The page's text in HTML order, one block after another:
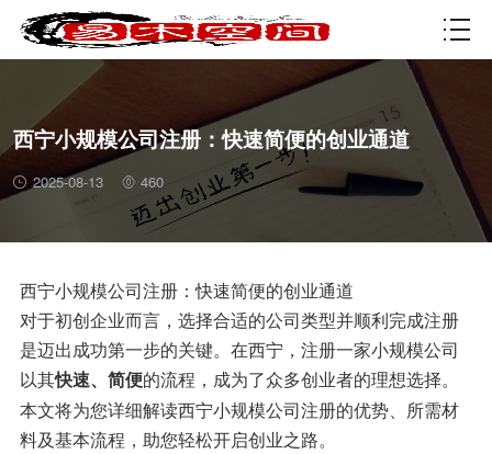
资质许可
西宁小规模公司注册：快速简便的创业通道
2025-08-13 460
西宁小规模公司注册：快速简便的创业通道
对于初创企业而言，选择合适的公司类型并顺利完成注册
是迈出成功第一步的关键。在西宁，注册一家小规模公司
以其快速、简便的流程，成为了众多创业者的理想选择。
本文将为您详细解读西宁小规模公司注册的优势、所需材
料及基本流程，助您轻松开启创业之路。